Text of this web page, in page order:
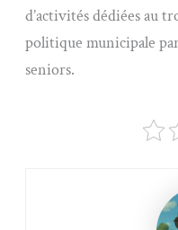
d’activités dédiées au
politique municipale
seniors.